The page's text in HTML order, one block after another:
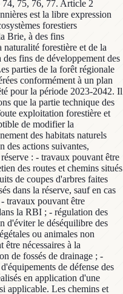
74, 75, 76, 77. Article 2
est la libre expression
forestiers
Brie, à des fins
naturalité forestière et de la
fins de développement des
parties de la forêt régionale
conformément à un plan
pour la période 2023-2042. Il
que la partie technique des
exploitation forestière et
de modifier la
des habitats naturels
des actions suivantes,
: - travaux pouvant être
des routes et chemins situés
de coupes d'arbres faites
dans la réserve, sauf en cas
travaux pouvant être
la RBI ; - régulation des
d'éviter le déséquilibre des
ou animales non
nécessaires à la
de fossés de drainage ; -
de défense des
en application d'une
applicable. Les chemins et